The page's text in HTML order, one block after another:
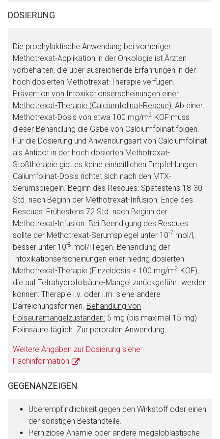
DOSIERUNG
Die prophylaktische Anwendung bei vorheriger
Methotrexat-Applikation in der Onkologie ist Ärzten
vorbehalten, die über ausreichende Erfahrungen in der
hoch dosierten Methotrexat-Therapie verfügen.
Prävention von Intoxikationserscheinungen einer
Methotrexat-Therapie (Calciumfolinat-Rescue): Ab einer
Methotrexat-Dosis von etwa 100 mg/m2 KOF muss
dieser Behandlung die Gabe von Calciumfolinat folgen.
Für die Dosierung und Anwendungsart von Calciumfolinat
als Antidot in der hoch dosierten Methotrexat-
Stoßtherapie gibt es keine einheitlichen Empfehlungen.
Caliumfolinat-Dosis richtet sich nach den MTX-
Serumspiegeln. Beginn des Rescues: Spätestens 18-30
Std. nach Beginn der Methotrexat-Infusion. Ende des
Rescues: Frühestens 72 Std. nach Beginn der
Methotrexat-Infusion. Bei Beendigung des Rescues
sollte der Methotrexat-Serumspiegel unter 10-7 mol/l,
besser unter 10-8 mol/l liegen. Behandlung der
Intoxikationserscheinungen einer niedrig dosierten
Methotrexat-Therapie (Einzeldosis < 100 mg/m2 KOF),
die auf Tetrahydrofolsäure-Mangel zurückgeführt werden
können: Therapie i.v. oder i.m. siehe andere
Darreichungsformen. Behandlung von
Folsäuremangelzuständen: 5 mg (bis maximal 15 mg)
Folinsäure täglich. Zur peroralen Anwendung.
Weitere Angaben zur Dosierung siehe
Fachinformation
GEGENANZEIGEN
Überempfindlichkeit gegen den Wirkstoff oder einen
der sonstigen Bestandteile.
Perniziöse Anämie oder andere megaloblastische
Datenschutzbestimmungen.
Zurück zur rote-liste.de Zur Seite